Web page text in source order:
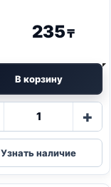
235₸
В корзину
Количество
Whiskas
(УТКА)
паштет
+
Узнать наличие